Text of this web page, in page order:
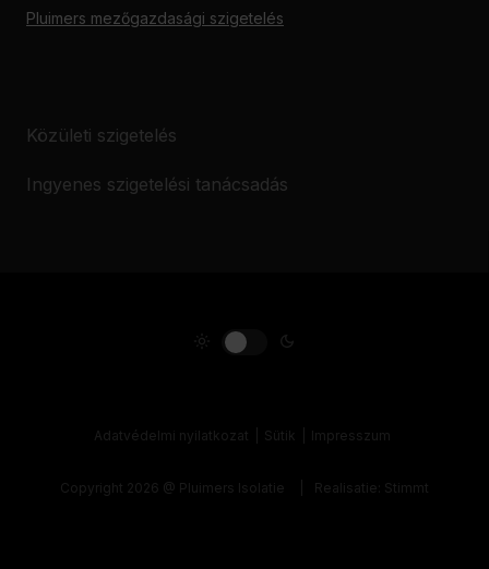
Pluimers mezőgazdasági szigetelés
Közületi szigetelés
Ingyenes szigetelési tanácsadás
Adatvédelmi nyilatkozat Sütik Impresszum
Copyright 2026 @ Pluimers Isolatie Realisatie: Stimmt